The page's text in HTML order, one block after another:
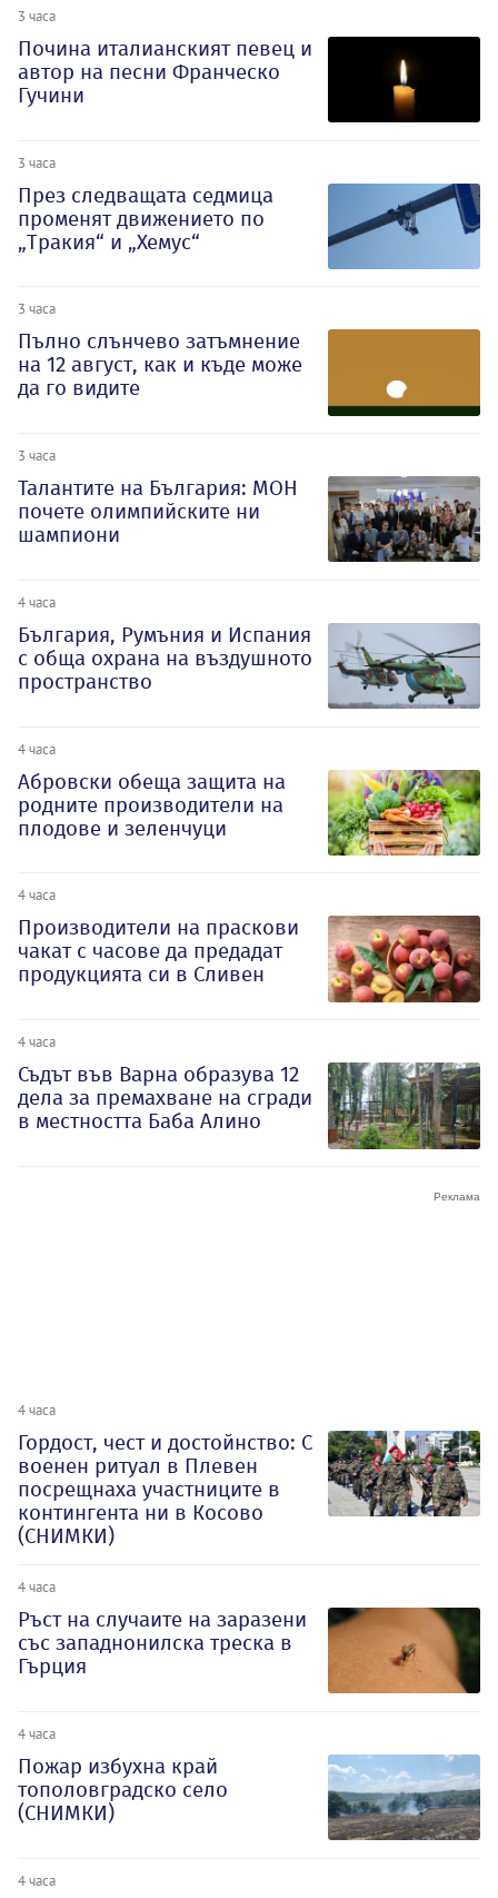
3 часа
Почина италианският певец и
автор на песни Франческо
Гучини
3 часа
През следващата седмица
променят движението по
„Тракия“ и „Хемус“
3 часа
Пълно слънчево затъмнение
на 12 август, как и къде може
да го видите
3 часа
Талантите на България: МОН
почете олимпийските ни
шампиони
4 часа
България, Румъния и Испания
с обща охрана на въздушното
пространство
4 часа
Абровски обеща защита на
родните производители на
плодове и зеленчуци
4 часа
Производители на праскови
чакат с часове да предадат
продукцията си в Сливен
4 часа
Съдът във Варна образува 12
дела за премахване на сгради
в местността Баба Алино
4 часа
Гордост, чест и достойнство: С
военен ритуал в Плевен
посрещнаха участниците в
контингента ни в Косово
(СНИМКИ)
4 часа
Ръст на случаите на заразени
със западнонилска треска в
Гърция
4 часа
Пожар избухна край
тополовградско село
(СНИМКИ)
4 часа